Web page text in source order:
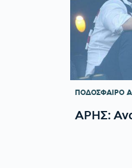
ΠΟΔΟΣΦΑΙΡΟ
ΑΡΗΣ: